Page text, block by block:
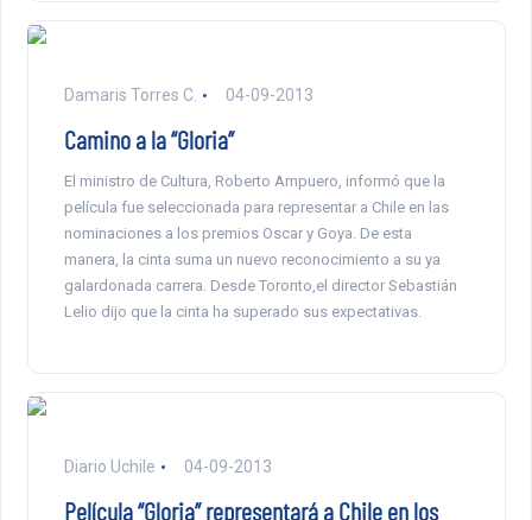
Damaris Torres C. 04-09-2013
Camino a la “Gloria”
El ministro de Cultura, Roberto Ampuero, informó que la
película fue seleccionada para representar a Chile en las
nominaciones a los premios Oscar y Goya. De esta
manera, la cinta suma un nuevo reconocimiento a su ya
galardonada carrera. Desde Toronto,el director Sebastián
Lelio dijo que la cinta ha superado sus expectativas.
Diario Uchile 04-09-2013
Película “Gloria” representará a Chile en los